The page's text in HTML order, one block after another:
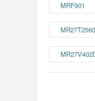
MRF901